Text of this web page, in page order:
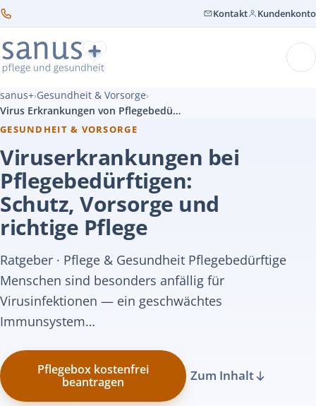
Kontakt Kundenkonto
sanus+›Gesundheit & Vorsorge›
Virus Erkrankungen von Pflegebedürftigen
GESUNDHEIT & VORSORGE
Viruserkrankungen bei
Pflegebedürftigen:
Schutz, Vorsorge und
richtige Pflege
Ratgeber · Pflege & Gesundheit Pflegebedürftige
Menschen sind besonders anfällig für
Virusinfektionen — ein geschwächtes
Immunsystem…
Pflegebox kostenfrei
beantragen
Zum Inhalt